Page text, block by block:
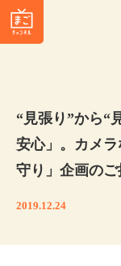
​“見張り”から“
安心」。カメ
守り」企画のご
2019.12.24